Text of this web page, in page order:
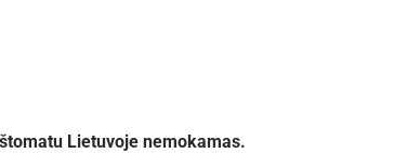
Lietuvoje nemokamas.